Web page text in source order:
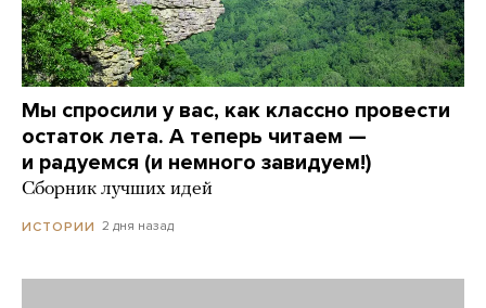
Мы спросили у вас, как классно провести
остаток лета. А теперь читаем —
и радуемся (и немного завидуем!)
Сборник лучших идей
ИСТОРИИ 2 дня назад